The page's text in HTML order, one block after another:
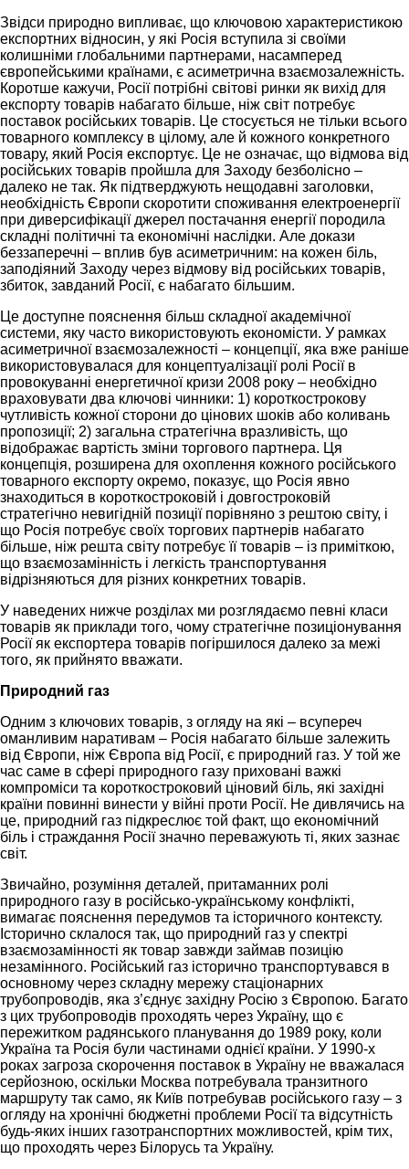
Звідси природно випливає, що ключовою характеристикою
експортних відносин, у які Росія вступила зі своїми
колишніми глобальними партнерами, насамперед
європейськими країнами, є асиметрична взаємозалежність.
Коротше кажучи, Росії потрібні світові ринки як вихід для
експорту товарів набагато більше, ніж світ потребує
поставок російських товарів. Це стосується не тільки всього
товарного комплексу в цілому, але й кожного конкретного
товару, який Росія експортує. Це не означає, що відмова від
російських товарів пройшла для Заходу безболісно –
далеко не так. Як підтверджують нещодавні заголовки,
необхідність Європи скоротити споживання електроенергії
при диверсифікації джерел постачання енергії породила
складні політичні та економічні наслідки. Але докази
беззаперечні – вплив був асиметричним: на кожен біль,
заподіяний Заходу через відмову від російських товарів,
збиток, завданий Росії, є набагато більшим.
Це доступне пояснення більш складної академічної
системи, яку часто використовують економісти. У рамках
асиметричної взаємозалежності – концепції, яка вже раніше
використовувалася для концептуалізації ролі Росії в
провокуванні енергетичної кризи 2008 року – необхідно
враховувати два ключові чинники: 1) короткострокову
чутливість кожної сторони до цінових шоків або коливань
пропозиції; 2) загальна стратегічна вразливість, що
відображає вартість зміни торгового партнера. Ця
концепція, розширена для охоплення кожного російського
товарного експорту окремо, показує, що Росія явно
знаходиться в короткостроковій і довгостроковій
стратегічно невигідній позиції порівняно з рештою світу, і
що Росія потребує своїх торгових партнерів набагато
більше, ніж решта світу потребує її товарів – із приміткою,
що взаємозамінність і легкість транспортування
відрізняються для різних конкретних товарів.
У наведених нижче розділах ми розглядаємо певні класи
товарів як приклади того, чому стратегічне позиціонування
Росії як експортера товарів погіршилося далеко за межі
того, як прийнято вважати.
Природний газ
Одним з ключових товарів, з огляду на які – всупереч
оманливим наративам – Росія набагато більше залежить
від Європи, ніж Європа від Росії, є природний газ. У той же
час саме в сфері природного газу приховані важкі
компроміси та короткостроковий ціновий біль, які західні
країни повинні винести у війні проти Росії. Не дивлячись на
це, природний газ підкреслює той факт, що економічний
біль і страждання Росії значно переважують ті, яких зазнає
світ.
Звичайно, розуміння деталей, притаманних ролі
природного газу в російсько-українському конфлікті,
вимагає пояснення передумов та історичного контексту.
Історично склалося так, що природний газ у спектрі
взаємозамінності як товар завжди займав позицію
незамінного. Російський газ історично транспортувався в
основному через складну мережу стаціонарних
трубопроводів, яка з’єднує західну Росію з Європою. Багато
з цих трубопроводів проходять через Україну, що є
пережитком радянського планування до 1989 року, коли
Україна та Росія були частинами однієї країни. У 1990-х
роках загроза скорочення поставок в Україну не вважалася
серйозною, оскільки Москва потребувала транзитного
маршруту так само, як Київ потребував російського газу – з
огляду на хронічні бюджетні проблеми Росії та відсутність
будь-яких інших газотранспортних можливостей, крім тих,
що проходять через Білорусь та Україну.